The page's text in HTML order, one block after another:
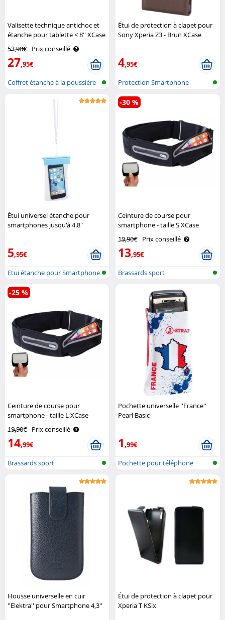
Valisette technique antichoc et
étanche pour tablette < 8'' XCase
53,90€ Prix conseillé
27,95€
Coffret étanche à la poussière
Étui de protection à clapet pour
Sony Xperia Z3 - Brun XCase
4,95€
Protection Smartphone
Étui universel étanche pour
smartphones jusqu'à 4.8"
5,95€
Etui étanche pour Smartphone
& iPho..
Ceinture de course pour
smartphone - taille S XCase
19,90€ Prix conseillé
13,95€
-30 %
Brassards sport
Ceinture de course pour
smartphone - taille L XCase
19,90€ Prix conseillé
14,99€
-25 %
Brassards sport
Pochette universelle ''France''
Pearl Basic
1,99€
Pochette pour téléphone
Housse universelle en cuir
''Elektra'' pour Smartphone 4,3''
Étui de protection à clapet pour
Xperia T KSix